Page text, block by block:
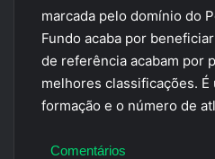
marcada pelo domínio do
Fundo acaba por
de referência acabam por
melhores classificações.
formação e o número de
Comentários